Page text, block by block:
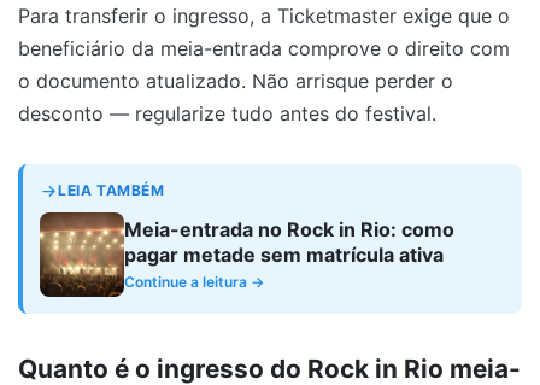
Para transferir o ingresso, a Ticketmaster exige que o
beneficiário da meia-entrada comprove o direito com
o documento atualizado. Não arrisque perder o
desconto — regularize tudo antes do festival.
LEIA TAMBÉM
Meia-entrada no Rock in Rio: como
pagar metade sem matrícula ativa
Continue a leitura →
Quanto é o ingresso do Rock in Rio meia-